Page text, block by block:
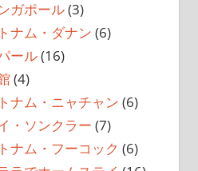
ガポール(3)
ナム・ダナン (6)
ール(16)
(4)
ナム・ニャチャン (6)
・ソンクラー (7)
ナム・フーコック (6)